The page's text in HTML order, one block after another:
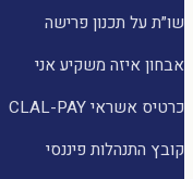
שו״ת על תכנון פרישה
אבחון איזה משקיע אני
כרטיס אשראי CLAL-PAY
קובץ התנהלות פיננסי